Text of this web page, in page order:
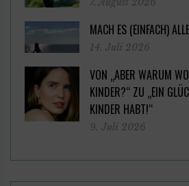
MACH ES (EINFACH)
14. Juli 2026
VON „ABER WARUM
KINDER?“ ZU „EIN
KINDER HABT!“
9. Juli 2026